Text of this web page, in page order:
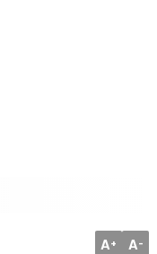
A+ A-